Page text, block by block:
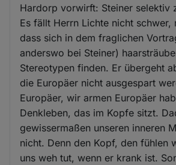
Hardorp vorwirft: Steiner selektiv
Es fällt Herrn Lichte nicht schwer,
dass sich in dem fraglichen
anderswo bei Steiner)
Stereotypen finden. Er übergeht
die Europäer nicht ausgespart
Europäer, wir armen Europäer
Denkleben, das im Kopfe sitzt.
gewissermaßen unseren inneren
nicht. Denn den Kopf, den fühlen
uns weh tut, wenn er krank ist.